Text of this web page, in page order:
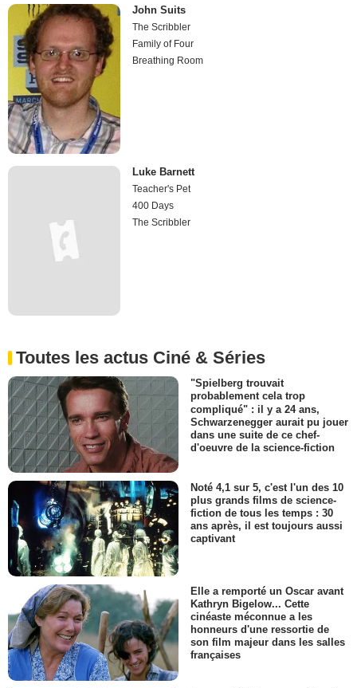
John Suits
The Scribbler
Family of Four
Breathing Room
Luke Barnett
Teacher's Pet
400 Days
The Scribbler
Toutes les actus Ciné & Séries
"Spielberg trouvait
probablement cela trop
compliqué" : il y a 24 ans,
Schwarzenegger aurait pu jouer
dans une suite de ce chef-
d'oeuvre de la science-fiction
Noté 4,1 sur 5, c'est l'un des 10
plus grands films de science-
fiction de tous les temps : 30
ans après, il est toujours aussi
captivant
Elle a remporté un Oscar avant
Kathryn Bigelow... Cette
cinéaste méconnue a les
honneurs d'une ressortie de
son film majeur dans les salles
françaises